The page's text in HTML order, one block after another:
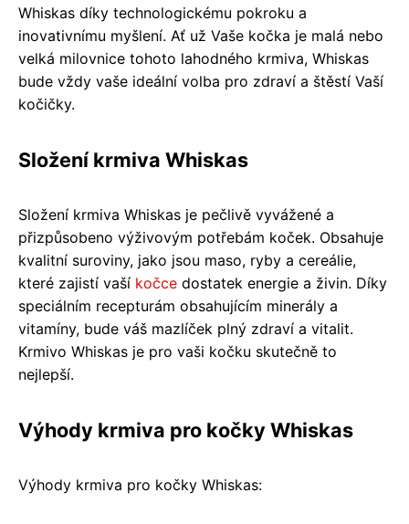
Whiskas díky technologickému pokroku a
inovativnímu myšlení. Ať už Vaše kočka je malá nebo
velká milovnice tohoto lahodného krmiva, Whiskas
bude vždy vaše ideální volba pro zdraví a štěstí Vaší
kočičky.
Složení krmiva Whiskas
Složení krmiva Whiskas je pečlivě vyvážené a
přizpůsobeno výživovým potřebám koček. Obsahuje
kvalitní suroviny, jako jsou maso, ryby a cereálie,
které zajistí vaší kočce dostatek energie a živin. Díky
speciálním recepturám obsahujícím minerály a
vitamíny, bude váš mazlíček plný zdraví a vitalit.
Krmivo Whiskas je pro vaši kočku skutečně to
nejlepší.
Výhody krmiva pro kočky Whiskas
Výhody krmiva pro kočky Whiskas: